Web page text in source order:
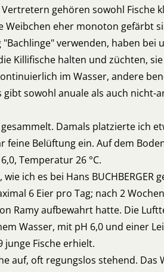
gehören sowohl Fische
eher monoton gefärbt
verwenden, haben
Killifische halten und züchten,
im Wasser, andere
sowohl anuale als auch nicht-
Damals platzierte ich
Belüftung ein. Auf dem
Temperatur 26 °C.
ich es bei Hans
6 Eier pro Tag; nach 2
Ramy aufbewahrt hatte. Die
Wasser, mit pH 6,0 und einer
junge Fische erhielt.
auf, oft regungslos stehend.